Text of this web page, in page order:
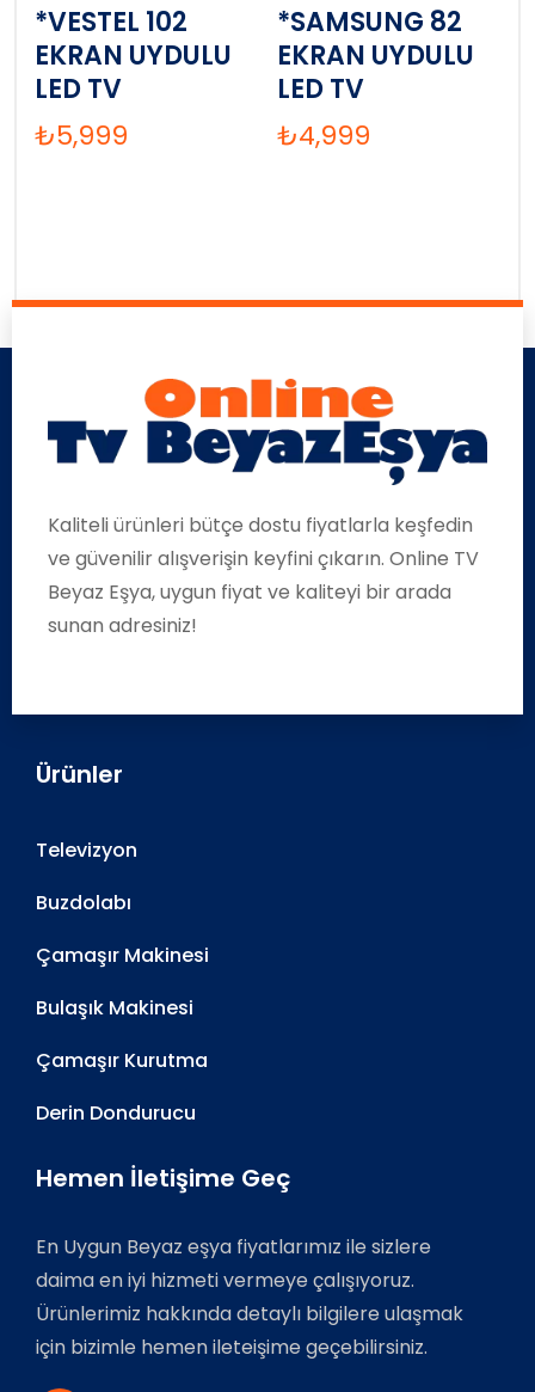
*VESTEL 102
EKRAN UYDULU
LED TV
₺5,999
*SAMSUNG 82
EKRAN UYDULU
LED TV
₺4,999
Kaliteli ürünleri bütçe dostu fiyatlarla keşfedin
ve güvenilir alışverişin keyfini çıkarın. Online TV
Beyaz Eşya, uygun fiyat ve kaliteyi bir arada
sunan adresiniz!
Ürünler
Televizyon
Buzdolabı
Çamaşır Makinesi
Bulaşık Makinesi
Çamaşır Kurutma
Derin Dondurucu
Hemen İletişime Geç
En Uygun Beyaz eşya fiyatlarımız ile sizlere
daima en iyi hizmeti vermeye çalışıyoruz.
Ürünlerimiz hakkında detaylı bilgilere ulaşmak
için bizimle hemen ileteişime geçebilirsiniz.